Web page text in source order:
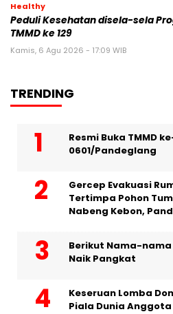
Healthy
Peduli Kesehatan disela-sela
TMMD ke 129
Kamis, 6 Agu 2026 - 17:09 WIB
TRENDING
Resmi Buka TMMD
0601/Pandeglang
Gercep Evakuasi
Tertimpa Pohon
Nabeng Kebon,
Berikut Nama-nama
Naik Pangkat
Keseruan Lomba
Piala Dunia